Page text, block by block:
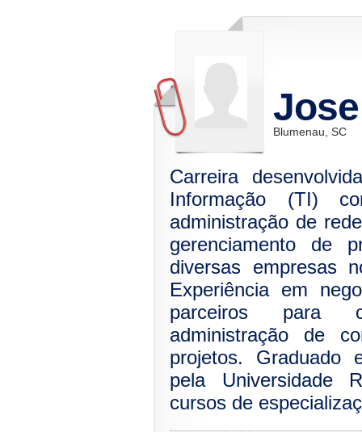
Jose
Blumenau, SC
Carreira
Informação (TI)
administração de
gerenciamento de
diversas empresas
Experiência em
parceiros para
administração de
projetos. Graduado
pela Universidade
cursos de